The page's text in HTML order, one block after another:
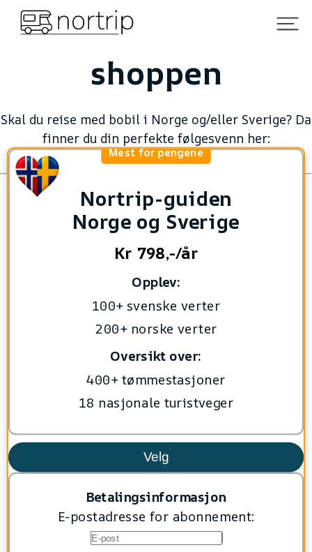
shoppen
Skal du reise med bobil i Norge og/eller Sverige? Da
finner du din perfekte følgesvenn her:
Mest for pengene
Nortrip-guiden
Norge og Sverige
Kr 798,-/år
Opplev:
100+ svenske verter
200+ norske verter
Oversikt over:
400+ tømmestasjoner
18 nasjonale turistveger
Velg
Betalingsinformasjon
E-postadresse for abonnement: